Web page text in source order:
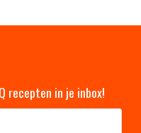
recepten in je inbox!